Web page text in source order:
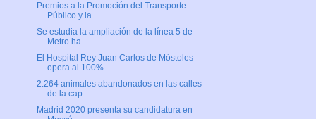
Premios a la Promoción del Transporte
Público y la...
Se estudia la ampliación de la línea 5 de
Metro ha...
El Hospital Rey Juan Carlos de Móstoles
opera al 100%
2.264 animales abandonados en las calles
de la cap...
Madrid 2020 presenta su candidatura en